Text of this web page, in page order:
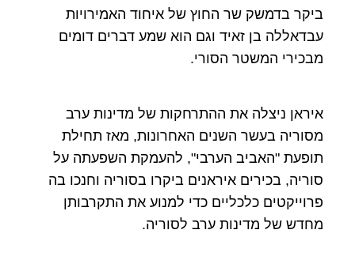
ביקר בדמשק שר החוץ של איחוד האמירויות
עבדאללה בן זאיד וגם הוא שמע דברים דומים
מבכירי המשטר הסורי.
איראן ניצלה את ההתרחקות של מדינות ערב
מסוריה בעשר השנים האחרונות, מאז תחילת
תופעת "האביב הערבי", להעמקת השפעתה על
סוריה, בכירים איראנים ביקרו בסוריה וחנכו בה
פרוייקטים כלכליים כדי למנוע את התקרבותן
מחדש של מדינות ערב לסוריה.